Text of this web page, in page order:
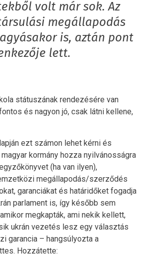
volt már sok. Az
megállapodás
is, aztán pont
lett.
státuszának rendezésére van
és nagyon jó, csak látni kellene,
ezt számon lehet kérni és
kormány hozza nyilvánosságra
(ha van ilyen),
megállapodás/szerződés
garanciákat és határidőket fogadja
parlament is, így később sem
megkapták, ami nekik kellett,
ukrán vezetés lesz egy választás
garancia – hangsúlyozta a
Hozzátette: